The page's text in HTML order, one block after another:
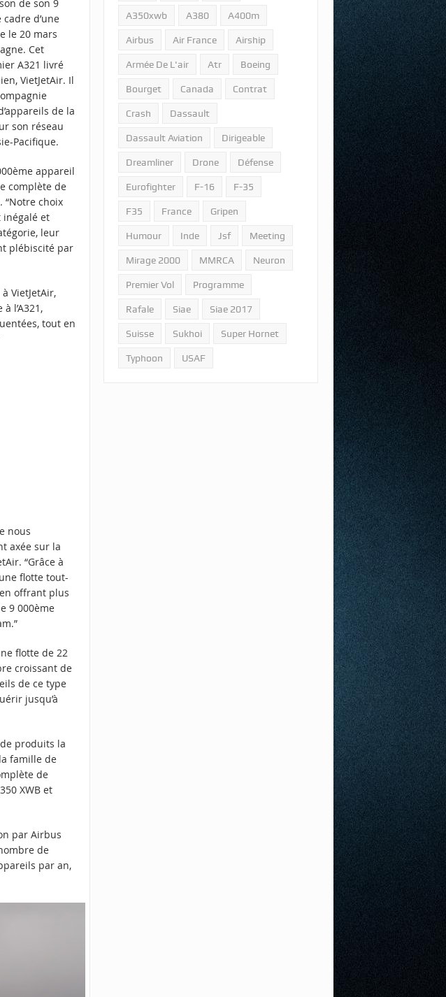
de son 9
d’une
le 20 mars
Cet
A321 livré
VietJetAir. Il
de la
son réseau
Pacifique.
appareil
complète de
“Notre choix
inégalé et
leur
plébiscité par
VietJetAir,
l’A321,
tout en
nous
axée sur la
“Grâce à
flotte tout-
offrant plus
9 000ème
flotte de 22
croissant de
de ce type
jusqu’à
produits la
famille de
de
XWB et
par Airbus
de
par an,
A350xwb A380 A400m
Airbus Air France Airship
Armée De L'air Atr Boeing
Bourget Canada Contrat
Crash Dassault
Dassault Aviation Dirigeable
Dreamliner Drone Défense
Eurofighter F-16 F-35
F35 France Gripen
Humour Inde Jsf Meeting
Mirage 2000 MMRCA Neuron
Premier Vol Programme
Rafale Siae Siae 2017
Suisse Sukhoi Super Hornet
Typhoon USAF